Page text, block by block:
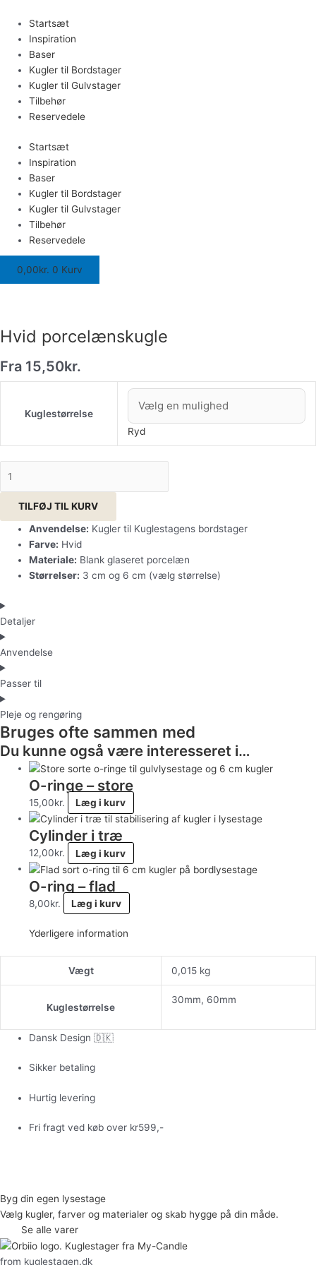
indholdet
Startsæt
Inspiration
Baser
Kugler til Bordstager
Kugler til Gulvstager
Tilbehør
Reservedele
Startsæt
Inspiration
Baser
Kugler til Bordstager
Kugler til Gulvstager
Tilbehør
Reservedele
0,00kr. 0 Kurv
Hvid porcelænskugle
Fra 15,50kr.
Kuglestørrelse
Ryd
porcelænskugle
antal
TILFØJ TIL KURV
Anvendelse: Kugler til Kuglestagens bordstager
Farve: Hvid
Materiale: Blank glaseret porcelæn
Størrelser: 3 cm og 6 cm (vælg størrelse)
Detaljer
Anvendelse
Passer til
Pleje og rengøring
Bruges ofte sammen med
Du kunne også være interesseret i…
O-ringe – store
15,00kr. Læg i kurv
Cylinder i træ
12,00kr. Læg i kurv
O-ring – flad
8,00kr. Læg i kurv
Yderligere information
Vægt 0,015 kg
Kuglestørrelse
30mm, 60mm
Dansk Design 🇩🇰
Sikker betaling
Hurtig levering
Fri fragt ved køb over kr599,-
Byg din egen lysestage
Vælg kugler, farver og materialer og skab hygge på din måde.
Se alle varer
from kuglestagen.dk